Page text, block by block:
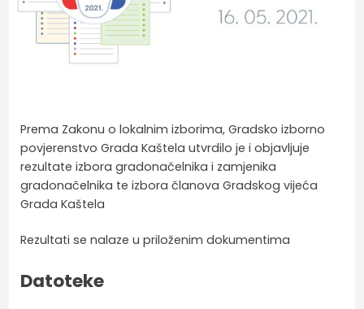
Prema Zakonu o lokalnim izborima, Gradsko izborno
povjerenstvo Grada Kaštela utvrdilo je i objavljuje
rezultate izbora gradonačelnika i zamjenika
gradonačelnika te izbora članova Gradskog vijeća
Grada Kaštela
Rezultati se nalaze u priloženim dokumentima
Datoteke